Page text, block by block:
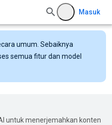
Masuk
umum. Sebaiknya
semua fitur dan model
untuk menerjemahkan konten